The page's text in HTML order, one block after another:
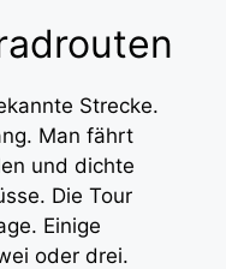
Strecke.
Man fährt
und dichte
Die Tour
Einige
oder drei.